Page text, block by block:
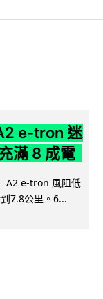
e-tron 迷
滿 8 成電
A2 e-tron 風阻低
7.8公里。6...